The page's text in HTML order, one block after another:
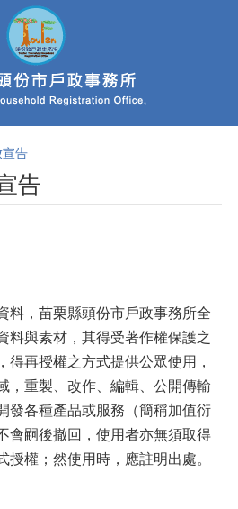
宣告
告
料，苗栗縣頭份市戶政事務所全
料與素材，其得受著作權保護之
得再授權之方式提供公眾使用，
，重製、改作、編輯、公開傳輸
發各種產品或服務（簡稱加值衍
會嗣後撤回，使用者亦無須取得
授權；然使用時，應註明出處。